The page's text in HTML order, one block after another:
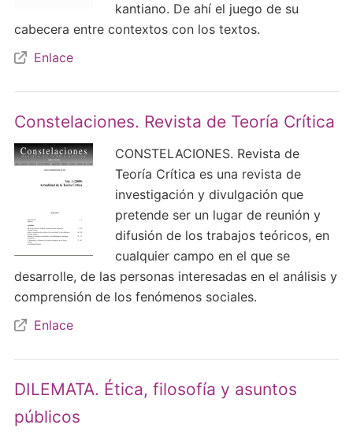
kantiano. De ahí el juego de su
cabecera entre contextos con los textos.
Enlace
Constelaciones. Revista de Teoría Crítica
CONSTELACIONES. Revista de
Teoría Crítica es una revista de
investigación y divulgación que
pretende ser un lugar de reunión y
difusión de los trabajos teóricos, en
cualquier campo en el que se
desarrolle, de las personas interesadas en el análisis y
comprensión de los fenómenos sociales.
Enlace
DILEMATA. Ética, filosofía y asuntos
públicos